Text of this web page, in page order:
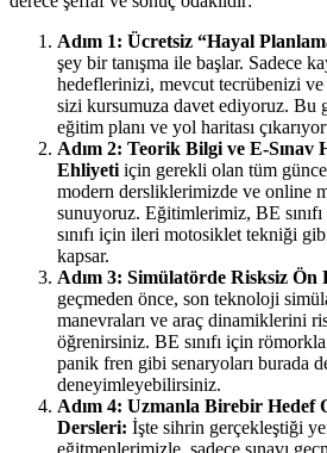
Adım 1: Ücretsiz “Hayal
şey bir tanışma ile başlar. Sadece
hedeflerinizi, mevcut tecrübenizi
sizi kursumuza davet ediyoruz. Bu
eğitim planı ve yol haritası
Adım 2: Teorik Bilgi ve E-Sınav
Ehliyeti için gerekli olan tüm
modern dersliklerimizde ve online
sunuyoruz. Eğitimlerimiz, BE
sınıfı için ileri motosiklet tekniği
kapsar.
Adım 3: Simülatörde Risksiz Ön
geçmeden önce, son teknoloji
manevraları ve araç dinamiklerini
öğrenirsiniz. BE sınıfı için
panik fren gibi senaryoları burada
deneyimleyebilirsiniz.
Adım 4: Uzmanla Birebir Hedef
Dersleri: İşte sihrin gerçekleştiği